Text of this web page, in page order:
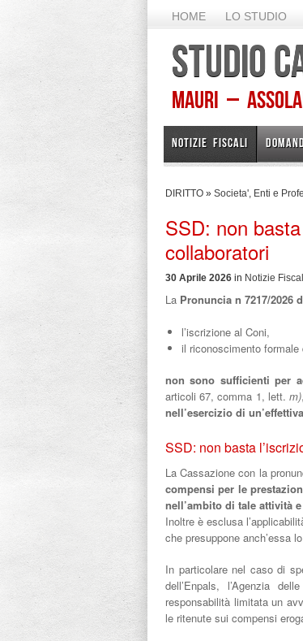
HOME LO STUDIO
STUDIO
Mauri – Assolari
NOTIZIE FISCALI
DIRITTO » Societa', Enti e
SSD: non
collaboratori
30 Aprile 2026 in Notizie
La Pronuncia n 7217/2026
l’iscrizione al Coni,
il riconoscimento
non sono sufficienti per
articoli 67, comma 1, lett.m)
nell’esercizio di
SSD: non basta
La Cassazione con la
compensi per le
nell’ambito di tale attività
Inoltre è esclusa
che presuppone anch’essa
In particolare nel caso di
dell’Enpals, l’Agenzia
responsabilità limitata un
le ritenute sui compensi